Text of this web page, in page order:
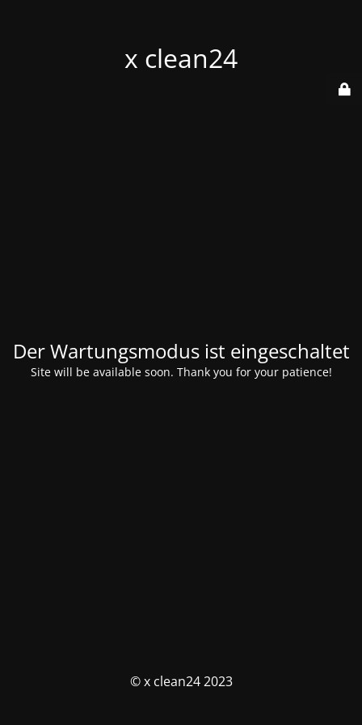
x clean24
Der Wartungsmodus ist eingeschaltet
Site will be available soon. Thank you for your patience!
© x clean24 2023